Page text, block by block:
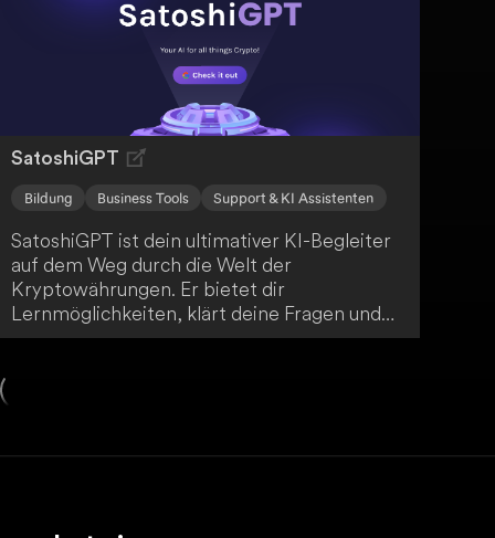
SatoshiGPT
Bildung Business Tools Support & KI Assistenten
SatoshiGPT ist dein ultimativer KI-Begleiter
auf dem Weg durch die Welt der
Kryptowährungen. Er bietet dir
Lernmöglichkeiten, klärt deine Fragen und
hält dich über die neuesten Trends auf dem